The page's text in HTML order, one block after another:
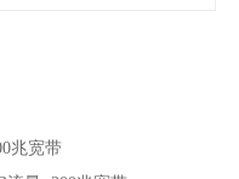
兆宽带